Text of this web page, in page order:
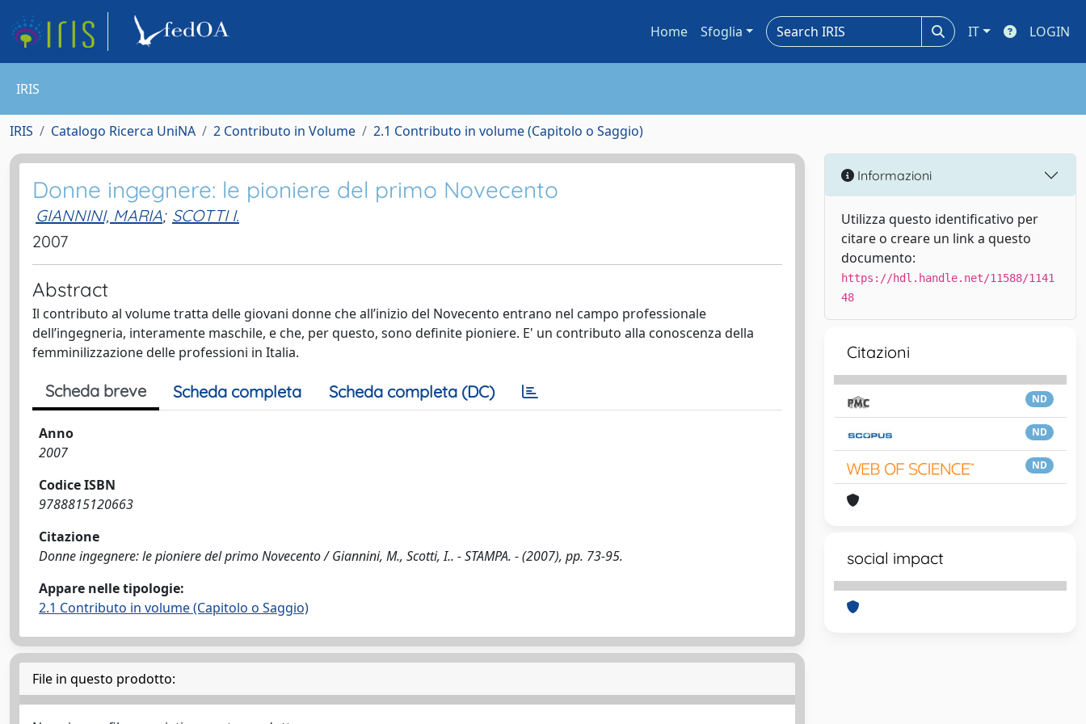
Home Sfoglia IT LOGIN
IRIS
IRIS Catalogo Ricerca UniNA 2 Contributo in Volume 2.1 Contributo in volume (Capitolo o Saggio)
Donne ingegnere: le pioniere del primo Novecento
GIANNINI, MARIA; SCOTTI I.
2007
Abstract
Il contributo al volume tratta delle giovani donne che all’inizio del Novecento entrano nel campo professionale
dell’ingegneria, interamente maschile, e che, per questo, sono definite pioniere. E' un contributo alla conoscenza della
femminilizzazione delle professioni in Italia.
Scheda breve Scheda completa Scheda completa (DC)
Anno
2007
Codice ISBN
9788815120663
Citazione
Donne ingegnere: le pioniere del primo Novecento / Giannini, M., Scotti, I.. - STAMPA. - (2007), pp. 73-95.
Appare nelle tipologie:
2.1 Contributo in volume (Capitolo o Saggio)
File in questo prodotto:
Informazioni
Utilizza questo identificativo per
citare o creare un link a questo
documento:
https://hdl.handle.net/11588/1141
48
Citazioni
ND
ND
ND
social impact